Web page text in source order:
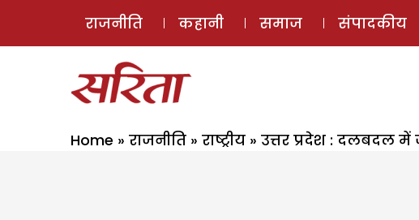
राजनीति कहानी समाज संपादकीय
Home » राजनीति » राष्ट्रीय » उत्तर प्रदेश : दलबदल में